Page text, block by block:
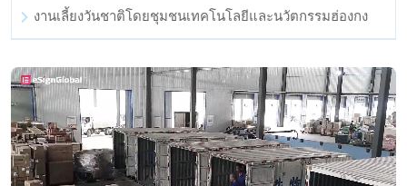
งานเลี้ยงวันชาติโดยชุมชนเทคโนโลยีและนวัตกรรมฮ่องกง